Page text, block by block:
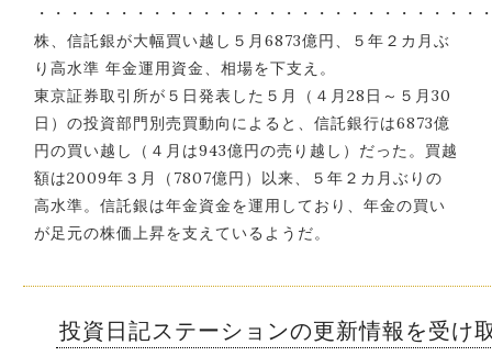
・・・・・・・・・・・・・・・・・・・・・・・・・・・
株、信託銀が大幅買い越し５月6873億円、５年２カ月ぶ
り高水準 年金運用資金、相場を下支え。
東京証券取引所が５日発表した５月（４月28日～５月30
日）の投資部門別売買動向によると、信託銀行は6873億
円の買い越し（４月は943億円の売り越し）だった。買越
額は2009年３月（7807億円）以来、５年２カ月ぶりの
高水準。信託銀は年金資金を運用しており、年金の買い
が足元の株価上昇を支えているようだ。
投資日記ステーションの更新情報を受け